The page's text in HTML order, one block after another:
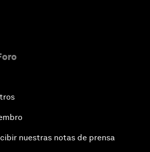
nuestras notas de prensa